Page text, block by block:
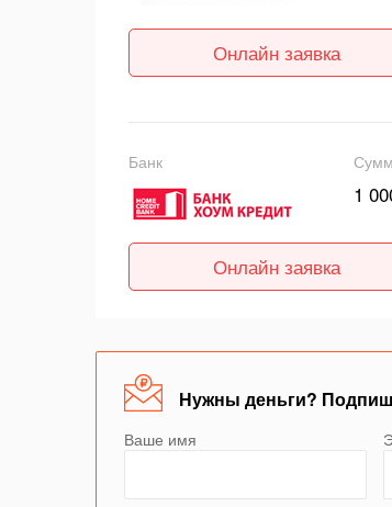
Онлайн заявка
Банк
1
Онлайн заявка
Нужны деньги?
Ваше имя